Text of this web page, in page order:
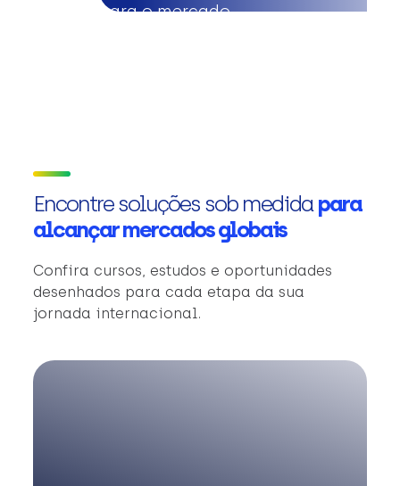
para o mercado
Encontre soluções sob medidapara
alcançar mercados globais
Confira cursos, estudos e oportunidades
desenhados para cada etapa da sua
jornada internacional.